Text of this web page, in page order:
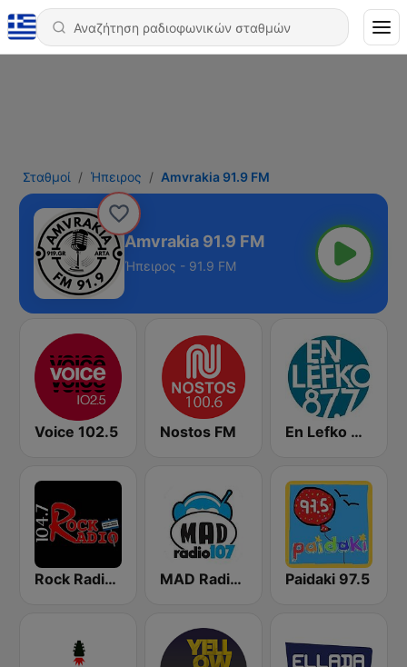
Σταθμοί Ήπειρος Amvrakia 91.9 FM
Amvrakia 91.9 FM
Ήπειρος - 91.9 FM
Voice 102.5 Nostos FM En Lefko Alt (εν λευκω)
Rock Radio 104.7 FM MAD Radio 107 Agrínio Paidaki 97.5